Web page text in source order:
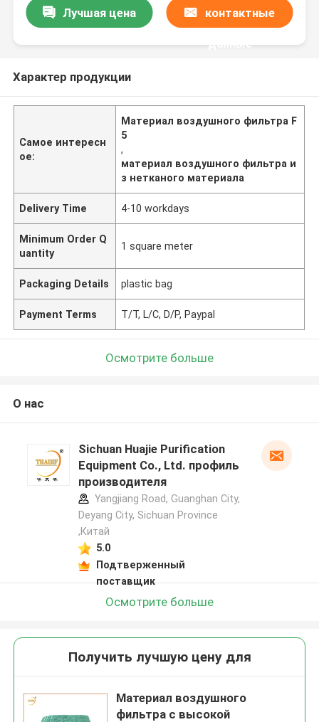
Лучшая цена контактные
данные
Характер продукции
Самое интересн
ое:
Материал воздушного фильтра F
5
,
материал воздушного фильтра и
з нетканого материала
Delivery Time 4-10 workdays
Minimum Order Q
uantity
1 square meter
Packaging Details plastic bag
Payment Terms T/T, L/C, D/P, Paypal
Осмотрите больше
О нас
Sichuan Huajie Purification
Equipment Co., Ltd. профиль
производителя
Yangjiang Road, Guanghan City,
Deyang City, Sichuan Province
,Китай
5.0
Подтверженный
поставщик
Осмотрите больше
Получить лучшую цену для
Материал воздушного
фильтра с высокой